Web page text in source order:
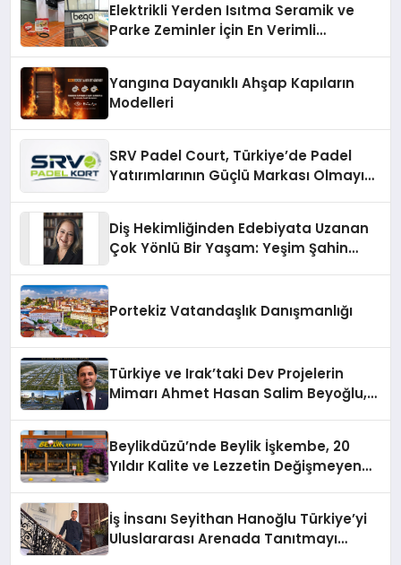
Elektrikli Yerden Isıtma Seramik ve
Parke Zeminler İçin En Verimli
Yangına Dayanıklı Ahşap Kapıların
Modelleri
SRV Padel Court, Türkiye’de Padel
Yatırımlarının Güçlü Markası Olmayı
Diş Hekimliğinden Edebiyata Uzanan
Çok Yönlü Bir Yaşam: Yeşim Şahin
Portekiz Vatandaşlık Danışmanlığı
Türkiye ve Irak’taki Dev Projelerin
Mimarı Ahmet Hasan Salim Beyoğlu,
Hayata Geçirecek
Beylikdüzü’nde Beylik İşkembe, 20
Yıldır Kalite ve Lezzetin Değişmeyen
İş İnsanı Seyithan Hanoğlu Türkiye’yi
Uluslararası Arenada Tanıtmayı